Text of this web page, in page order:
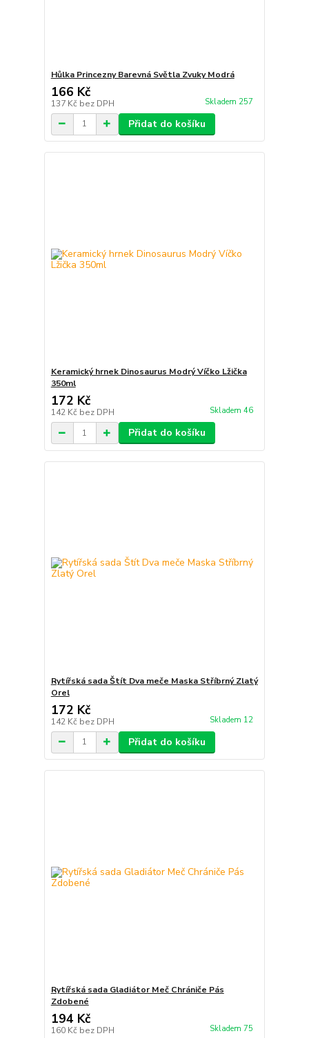
Hůlka Princezny Barevná Světla Zvuky Modrá
166 Kč
137 Kč bez DPH Skladem 257
Přidat do košíku
Keramický hrnek Dinosaurus Modrý Víčko Lžička
350ml
172 Kč
142 Kč bez DPH Skladem 46
Přidat do košíku
Rytířská sada Štít Dva meče Maska Stříbrný Zlatý
Orel
172 Kč
142 Kč bez DPH Skladem 12
Přidat do košíku
Rytířská sada Gladiátor Meč Chrániče Pás
Zdobené
194 Kč
160 Kč bez DPH Skladem 75